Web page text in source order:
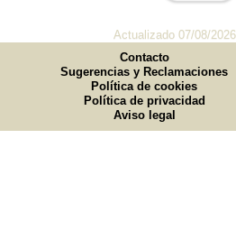
Actualizado 07/08/2026
Contacto
Sugerencias y Reclamaciones
Política de cookies
Política de privacidad
Aviso legal